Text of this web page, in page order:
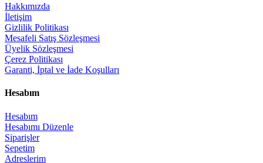
Hakkımızda
İletişim
Gizlilik Politikası
Mesafeli Satış Sözleşmesi
Üyelik Sözleşmesi
Çerez Politikası
Garanti, İptal ve İade Koşulları
Hesabım
Hesabım
Hesabımı Düzenle
Siparişler
Sepetim
Adreslerim